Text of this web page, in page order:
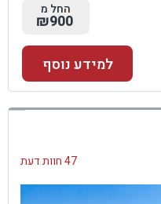
החל מ
₪900
למידע נוסף
47 חוות דעת